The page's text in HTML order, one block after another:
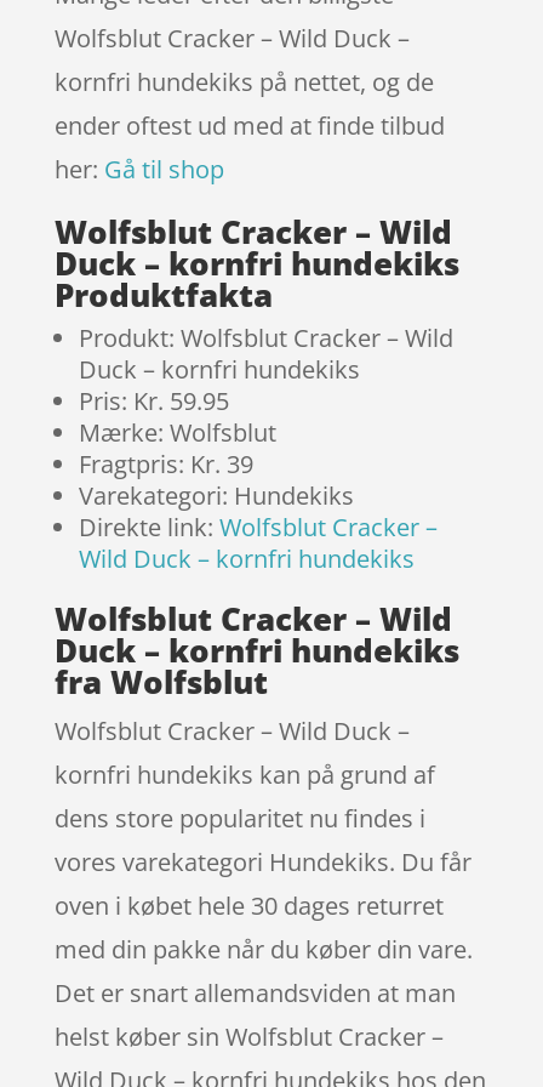
Wolfsblut Cracker – Wild Duck –
kornfri hundekiks på nettet, og de
ender oftest ud med at finde tilbud
her: Gå til shop
Wolfsblut Cracker – Wild
Duck – kornfri hundekiks
Produktfakta
Produkt: Wolfsblut Cracker – Wild
Duck – kornfri hundekiks
Pris: Kr. 59.95
Mærke: Wolfsblut
Fragtpris: Kr. 39
Varekategori: Hundekiks
Direkte link: Wolfsblut Cracker –
Wild Duck – kornfri hundekiks
Wolfsblut Cracker – Wild
Duck – kornfri hundekiks
fra Wolfsblut
Wolfsblut Cracker – Wild Duck –
kornfri hundekiks kan på grund af
dens store popularitet nu findes i
vores varekategori Hundekiks. Du får
oven i købet hele 30 dages returret
med din pakke når du køber din vare.
Det er snart allemandsviden at man
helst køber sin Wolfsblut Cracker –
Wild Duck – kornfri hundekiks hos den